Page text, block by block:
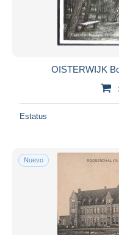
OISTERWIJK
Estatus
Nuevo